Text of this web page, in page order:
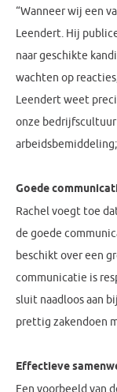
“Wanneer wij een
Leendert. Hij
naar geschikte
wachten op
Leendert weet
onze bedrijfscultuur
Goede
Rachel voegt toe
de goede
beschikt over een
communicatie is
sluit naadloos aan
prettig zakendoen
Effectieve